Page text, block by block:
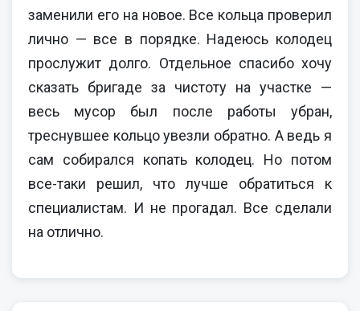
заменили его на новое. Все кольца проверил
лично — все в порядке. Надеюсь колодец
прослужит долго. Отдельное спасибо хочу
сказать бригаде за чистоту на участке —
весь мусор был после работы убран,
треснувшее кольцо увезли обратно. А ведь я
сам собирался копать колодец. Но потом
все-таки решил, что лучше обратиться к
специалистам. И не прогадал. Все сделали
на отлично.